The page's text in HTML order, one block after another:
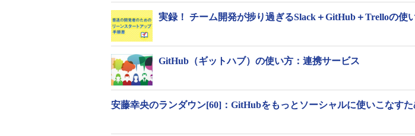
実録！ チーム開発が捗り過ぎるSlack＋GitHub＋Trelloの使
GitHub（ギットハブ）の使い方：連携サービス
安藤幸央のランダウン[60]：GitHubをもっとソーシャルに使いこなす